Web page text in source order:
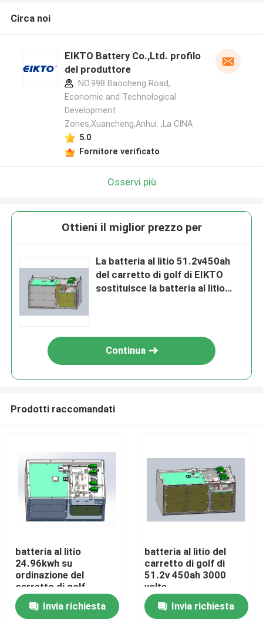
Prodotti
Circa noi
Circa noi
EIKTO Battery Co.,Ltd. profilo
del produttore
NO.998 Baocheng Road,
Economic and Technological
Development
Zones,Xuancheng,Anhui. ,La CINA
5.0
Fornitore verificato
Osservi più
Ottieni il miglior prezzo per
La batteria al litio 51.2v450ah
del carretto di golf di EIKTO
sostituisce la batteria al litio
Continua
Prodotti raccomandati
batteria al litio
24.96kwh su
ordinazione del
carretto di golf
83.2v300ah
Invia richiesta
batteria al litio del
carretto di golf di
51.2v 450ah 3000
volte
900mmx490mmx450mm
Invia richiesta